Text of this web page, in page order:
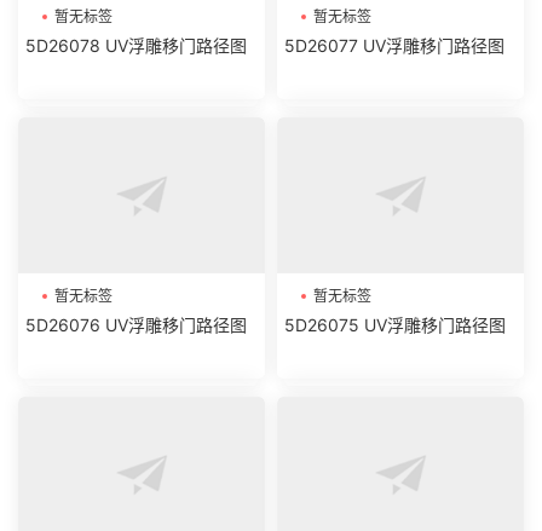
暂无标签
5D26078 UV浮雕移门路径图
暂无标签
5D26077 UV浮雕移门路径图
暂无标签
5D26076 UV浮雕移门路径图
暂无标签
5D26075 UV浮雕移门路径图